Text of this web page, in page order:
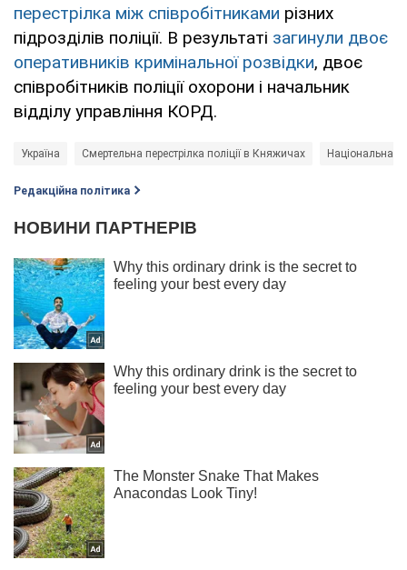
перестрілка між співробітниками різних
підрозділів поліції. В результаті загинули двоє
оперативників кримінальної розвідки, двоє
співробітників поліції охорони і начальник
відділу управління КОРД.
Україна Смертельна перестрілка поліції в Княжичах Національна
Редакційна політика